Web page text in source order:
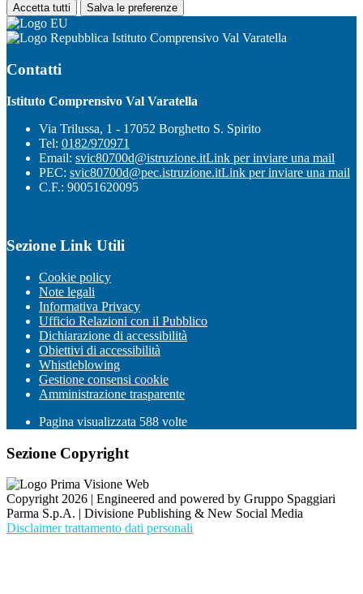
Accetta tutti Salva le preferenze
Istituto Comprensivo Val Varatella
Contatti
Istituto Comprensivo Val Varatella
Via Trilussa, 1 - 17052 Borghetto S. Spirito
Tel: 0182/970971
Email: svic80700d@istruzione.itLink per inviare una mail
PEC: svic80700d@pec.istruzione.itLink per inviare una mail
C.F.: 90051620095
Sezione Link Utili
Cookie policy
Note legali
Informativa Privacy
Ufficio Relazioni con il Pubblico
Dichiarazione di accessibilità
Obiettivi di accessibilità
Whistleblowing
Gestione consensi cookie
Amministrazione trasparente
Pagina visualizzata 588 volte
Sezione Copyright
Copyright 2026 | Engineered and powered by Gruppo Spaggiari
Parma S.p.A. | Divisione Publishing & New Social Media
Disclaimer trattamento dati personali